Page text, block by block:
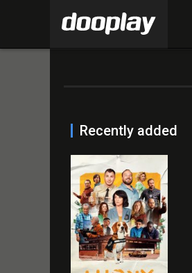
Recently added